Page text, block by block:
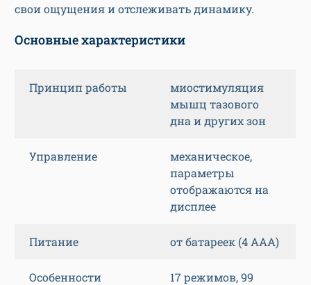
свои ощущения и отслеживать динамику.
Основные характеристики
Принцип работы
миостимуляция
мышц тазового
дна и других зон
Управление
механическое,
параметры
отображаются на
дисплее
Питание от батареек (4 ААА)
Особенности
17 режимов, 99